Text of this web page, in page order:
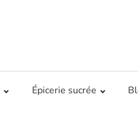
Épicerie sucrée